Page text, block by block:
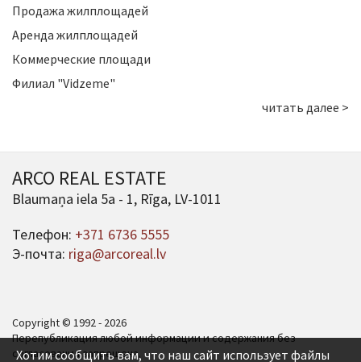
Продажа жилплощадей
Аренда жилплощадей
Коммерческие площади
Филиал "Vidzeme"
читать далее >
ARCO REAL ESTATE
Blaumaņa iela 5a - 1, Rīga, LV-1011
Телефон: +371 6736 5555
Э-почта: riga@arcoreal.lv
Copyright © 1992 - 2026
Перепубликация любой информации и содержания без
согласования запрещена.
Хотим сообщить вам, что наш сайт использует файлы